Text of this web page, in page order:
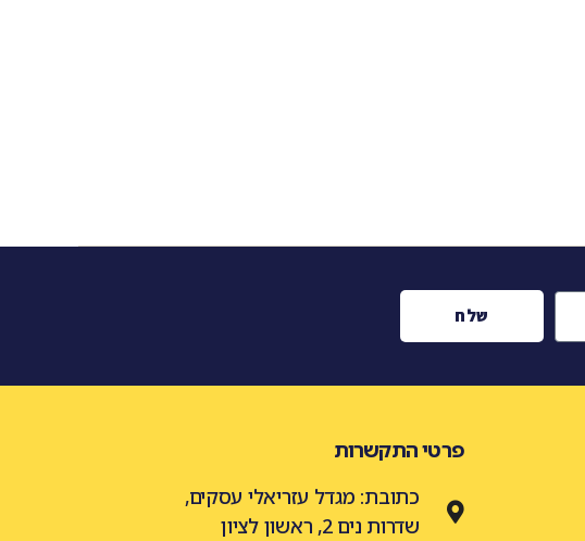
שלח
פרטי התקשרות
כתובת: מגדל עזריאלי עסקים,
שדרות נים 2, ראשון לציון